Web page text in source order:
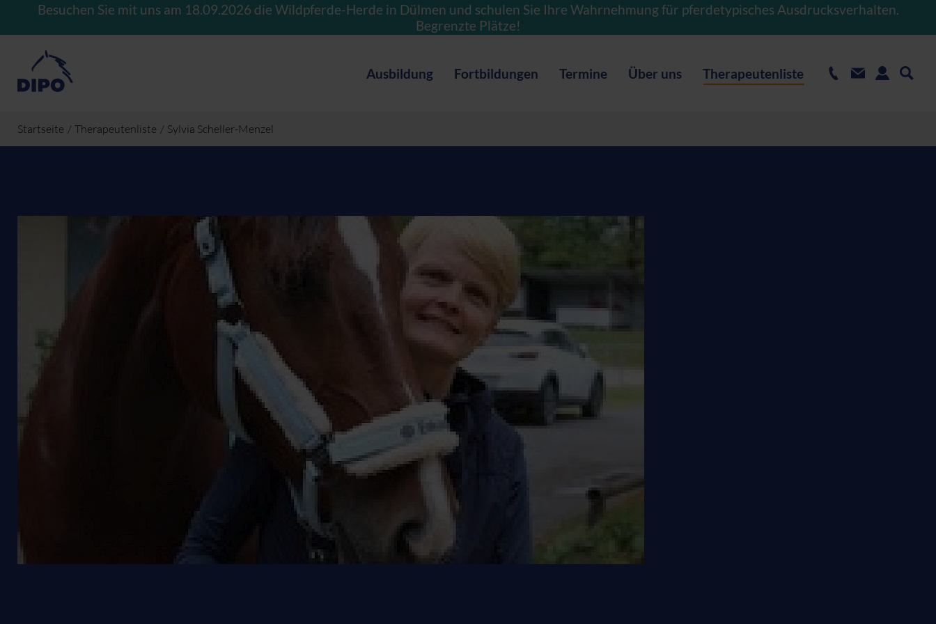
Besuchen Sie mit uns am 18.09.2026 die Wildpferde-Herde in Dülmen und schulen Sie Ihre Wahrnehmung für pferdetypisches Ausdrucksverhalten.
Begrenzte Plätze!
Ausbildung Fortbildungen Termine Über uns Therapeutenliste
Startseite Therapeutenliste Sylvia Scheller-Menzel